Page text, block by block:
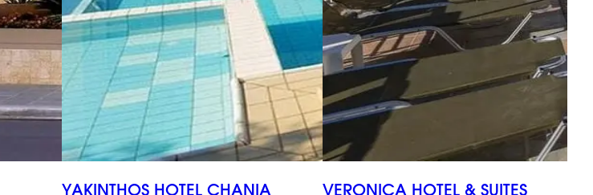
YAKINTHOS HOTEL CHANIA VERONICA HOTEL & SUITES